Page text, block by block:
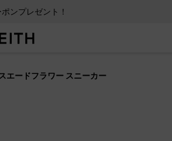
ンプレゼント！
エードフラワー スニーカー